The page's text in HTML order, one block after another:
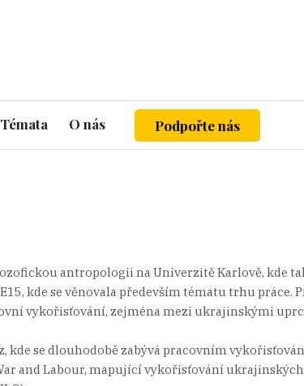
Témata O nás Podpořte nás
antropologii na Univerzitě Karlově, kde
kde se věnovala především tématu trhu práce.
vykořisťování, zejména mezi ukrajinskými
kde se dlouhodobě zabývá pracovním
and Labour, mapující vykořisťování